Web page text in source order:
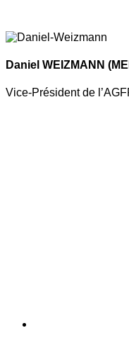
Daniel WEIZMANN
Vice-Président de